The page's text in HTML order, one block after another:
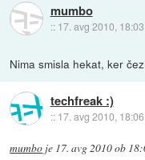
mumbo
:: 17. avg 2010, 18:03
Nima smisla hekat, ker
techfreak :)
:: 17. avg 2010, 18:06
mumbo je 17. avg 2010 ob